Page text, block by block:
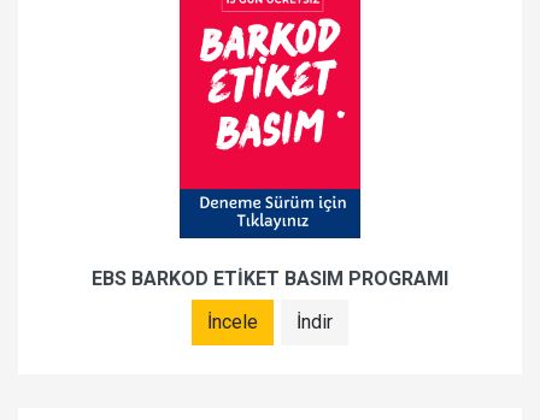
EBS BARKOD ETİKET BASIM PROGRAMI
İncele
İndir